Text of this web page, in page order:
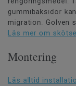
gummibaksidor
migration. Golven
Läs mer om
Montering
Läs alltid